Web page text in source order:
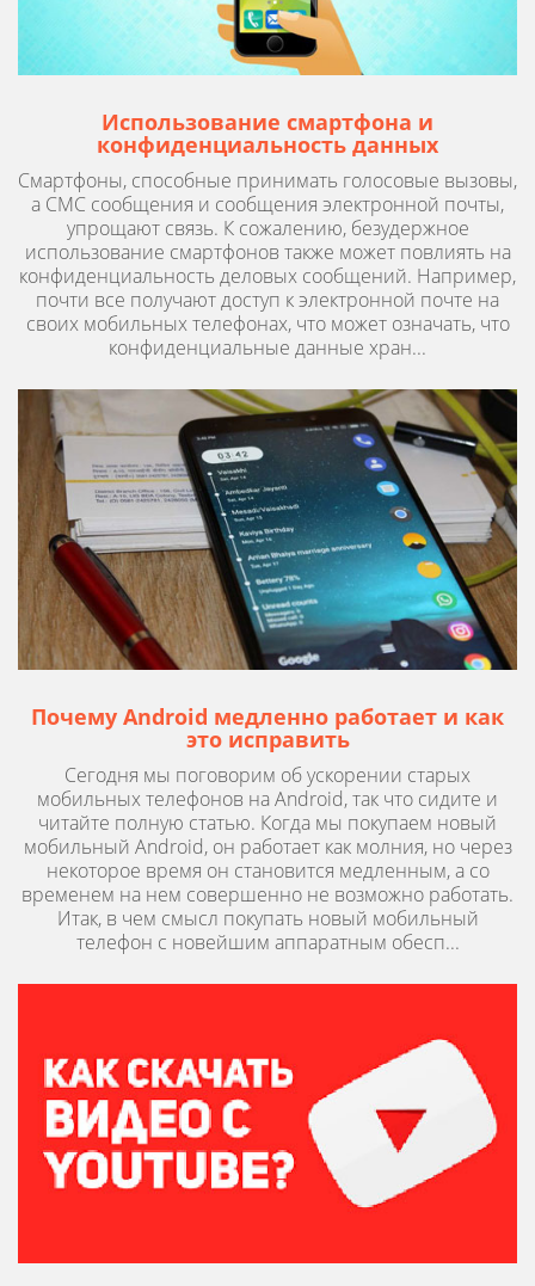
Использование смартфона и
конфиденциальность данных
Смартфоны, способные принимать голосовые вызовы,
а СМС сообщения и сообщения электронной почты,
упрощают связь. К сожалению, безудержное
использование смартфонов также может повлиять на
конфиденциальность деловых сообщений. Например,
почти все получают доступ к электронной почте на
своих мобильных телефонах, что может означать, что
конфиденциальные данные хран...
Почему Android медленно работает и как
это исправить
Сегодня мы поговорим об ускорении старых
мобильных телефонов на Android, так что сидите и
читайте полную статью. Когда мы покупаем новый
мобильный Android, он работает как молния, но через
некоторое время он становится медленным, а со
временем на нем совершенно не возможно работать.
Итак, в чем смысл покупать новый мобильный
телефон с новейшим аппаратным обесп...